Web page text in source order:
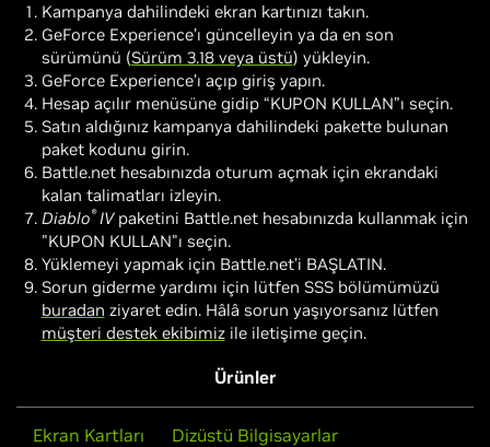
Kampanya dahilindeki ekran kartınızı takın.
GeForce Experience’ı güncelleyin ya da en son
sürümünü (Sürüm 3.18 veya üstü) yükleyin.
GeForce Experience’ı açıp giriş yapın.
Hesap açılır menüsüne gidip “KUPON KULLAN”ı seçin.
Satın aldığınız kampanya dahilindeki pakette bulunan
paket kodunu girin.
Battle.net hesabınızda oturum açmak için ekrandaki
kalan talimatları izleyin.
Diablo®IVpaketini Battle.net hesabınızda kullanmak için
"KUPON KULLAN"ı seçin.
Yüklemeyi yapmak için Battle.net’i BAŞLATIN.
Sorun giderme yardımı için lütfen SSS bölümümüzü
buradan ziyaret edin. Hâlâ sorun yaşıyorsanız lütfen
müşteri destek ekibimizile iletişime geçin.
Ürünler
Ekran Kartları Dizüstü Bilgisayarlar